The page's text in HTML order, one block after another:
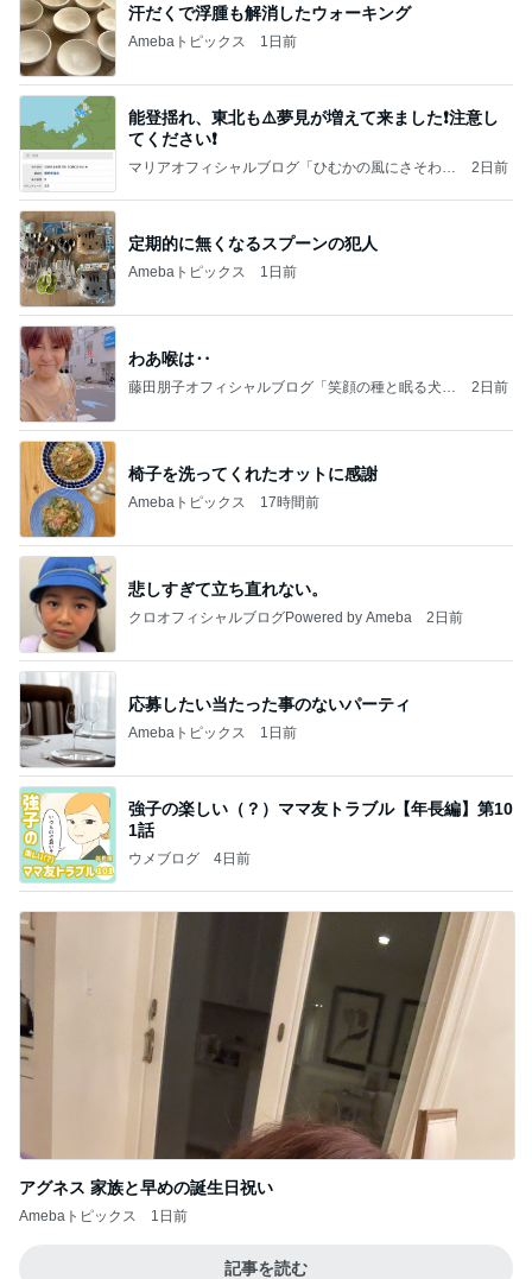
汗だくで浮腫も解消したウォーキング
Amebaトピックス 1日前
能登揺れ、東北も⚠️夢見が増えて来ました❗️注意し
てください❗️
マリアオフィシャルブログ「ひむかの風にさそわれ
2日前
定期的に無くなるスプーンの犯人
Amebaトピックス 1日前
わあ喉は‥
藤田朋子オフィシャルブログ「笑顔の種と眠る犬」
2日前
椅子を洗ってくれたオットに感謝
Amebaトピックス 17時間前
悲しすぎて立ち直れない。
クロオフィシャルブログPowered by Ameba 2日前
応募したい当たった事のないパーティ
Amebaトピックス 1日前
強子の楽しい（？）ママ友トラブル【年長編】第10
1話
ウメブログ 4日前
アグネス 家族と早めの誕生日祝い
Amebaトピックス 1日前
記事を読む